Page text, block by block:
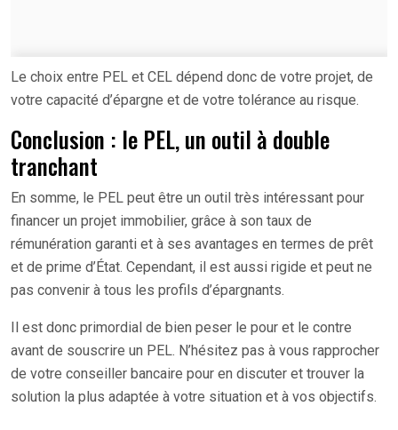
Le choix entre PEL et CEL dépend donc de votre projet, de
votre capacité d’épargne et de votre tolérance au risque.
Conclusion : le PEL, un outil à double
tranchant
En somme, le PEL peut être un outil très intéressant pour
financer un projet immobilier, grâce à son taux de
rémunération garanti et à ses avantages en termes de prêt
et de prime d’État. Cependant, il est aussi rigide et peut ne
pas convenir à tous les profils d’épargnants.
Il est donc primordial de bien peser le pour et le contre
avant de souscrire un PEL. N’hésitez pas à vous rapprocher
de votre conseiller bancaire pour en discuter et trouver la
solution la plus adaptée à votre situation et à vos objectifs.